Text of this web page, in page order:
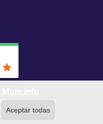
Aceptar todas